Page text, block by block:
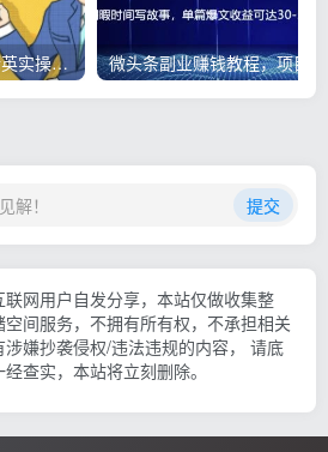
2022Tiktok从小白到精英实操，0-1保姆级实操全程无忧，多种变现赚钱方式
解！ 提交
网用户自发分享，本站仅做收集整
间服务，不拥有所有权，不承担相关
嫌抄袭侵权/违法违规的内容， 请底
查实，本站将立刻删除。